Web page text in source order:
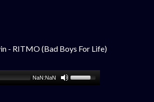
- RITMO (Bad Boys For Life)
NaN:NaN